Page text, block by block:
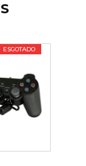
ESGOTADO